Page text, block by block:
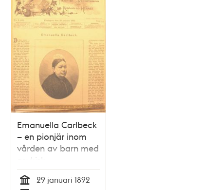
Emanuella Carlbeck
– en pionjär inom
vården av barn med
psykisk
funktionsnedsättning
29 januari 1892